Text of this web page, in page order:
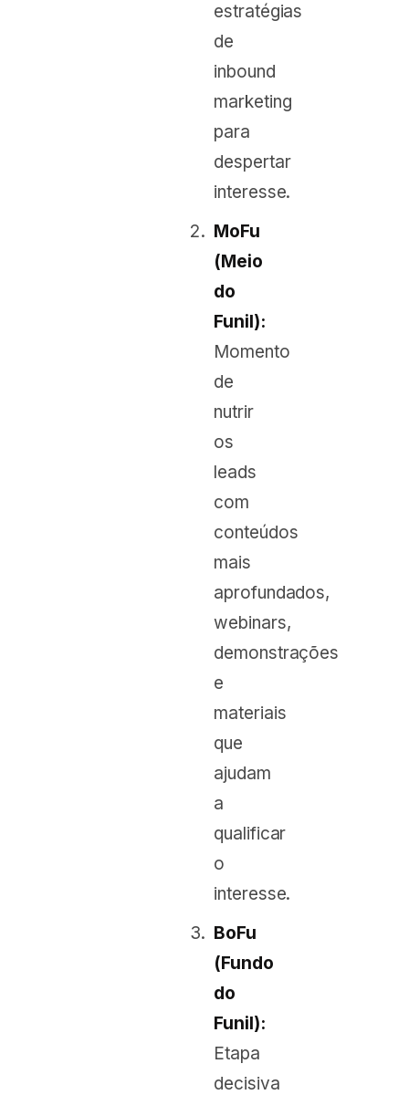
estratégias
de
inbound
marketing
para
despertar
interesse.
MoFu
(Meio
do
Funil):
Momento
de
nutrir
os
leads
com
conteúdos
mais
aprofundados,
webinars,
demonstrações
e
materiais
que
ajudam
a
qualificar
o
interesse.
BoFu
(Fundo
do
Funil):
Etapa
decisiva